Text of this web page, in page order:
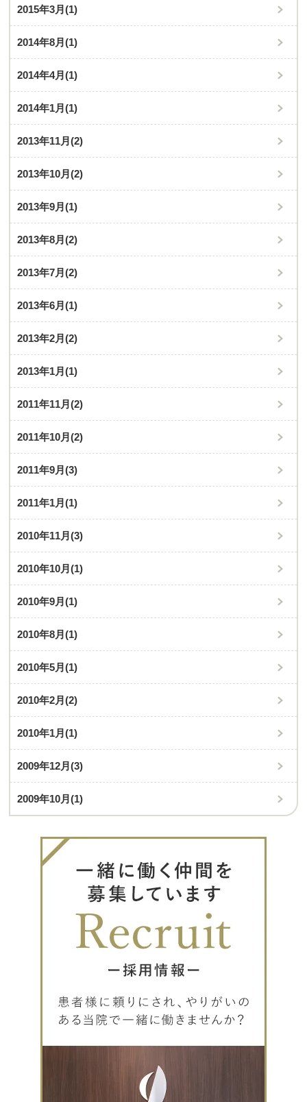
2015年3月(1)
2014年8月(1)
2014年4月(1)
2014年1月(1)
2013年11月(2)
2013年10月(2)
2013年9月(1)
2013年8月(2)
2013年7月(2)
2013年6月(1)
2013年2月(2)
2013年1月(1)
2011年11月(2)
2011年10月(2)
2011年9月(3)
2011年1月(1)
2010年11月(3)
2010年10月(1)
2010年9月(1)
2010年8月(1)
2010年5月(1)
2010年2月(2)
2010年1月(1)
2009年12月(3)
2009年10月(1)